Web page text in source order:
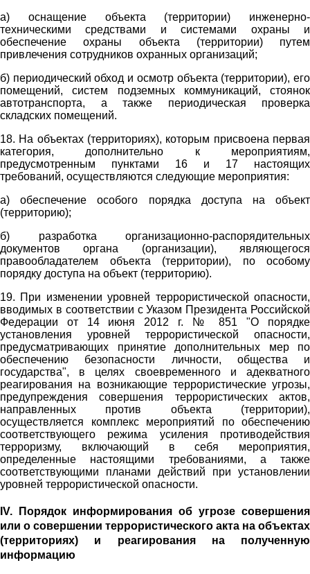
а) оснащение объекта (территории) инженерно-
техническими средствами и системами охраны и
обеспечение охраны объекта (территории) путем
привлечения сотрудников охранных организаций;
б) периодический обход и осмотр объекта (территории), его
помещений, систем подземных коммуникаций, стоянок
автотранспорта, а также периодическая проверка
складских помещений.
18. На объектах (территориях), которым присвоена первая
категория, дополнительно к мероприятиям,
предусмотренным пунктами 16 и 17 настоящих
требований, осуществляются следующие мероприятия:
а) обеспечение особого порядка доступа на объект
(территорию);
б) разработка организационно-распорядительных
документов органа (организации), являющегося
правообладателем объекта (территории), по особому
порядку доступа на объект (территорию).
19. При изменении уровней террористической опасности,
вводимых в соответствии с Указом Президента Российской
Федерации от 14 июня 2012 г. № 851 "О порядке
установления уровней террористической опасности,
предусматривающих принятие дополнительных мер по
обеспечению безопасности личности, общества и
государства", в целях своевременного и адекватного
реагирования на возникающие террористические угрозы,
предупреждения совершения террористических актов,
направленных против объекта (территории),
осуществляется комплекс мероприятий по обеспечению
соответствующего режима усиления противодействия
терроризму, включающий в себя мероприятия,
определенные настоящими требованиями, а также
соответствующими планами действий при установлении
уровней террористической опасности.
IV. Порядок информирования об угрозе совершения
или о совершении террористического акта на объектах
(территориях) и реагирования на полученную
информацию